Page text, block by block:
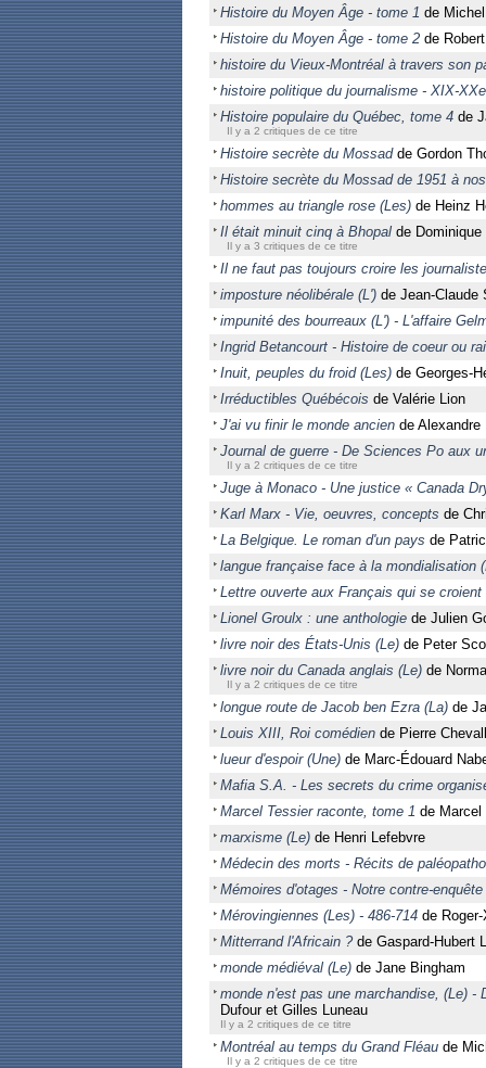
Histoire du Moyen Âge - tome 1 de
Histoire du Moyen Âge - tome 2 de
histoire du Vieux-Montréal à travers son
histoire politique du journalisme - XIX-
Histoire populaire du Québec, tome 4 de
Il y a 2 critiques de ce titre
Histoire secrète du Mossadde Gordon
Histoire secrète du Mossad de 1951 à
hommes au triangle rose (Les) de Heinz
Il était minuit cinq à Bhopal de
Il y a 3 critiques de ce titre
Il ne faut pas toujours croire les
imposture néolibérale (L') de Jean-Claude
impunité des bourreaux (L') - L'affaire
Ingrid Betancourt - Histoire de coeur ou
Inuit, peuples du froid (Les) de Georges-
Irréductibles Québécois de Valérie Lion
J'ai vu finir le monde ancien de
Journal de guerre - De Sciences Po aux
Il y a 2 critiques de ce titre
Juge à Monaco - Une justice « Canada
Karl Marx - Vie, oeuvres, concepts de
La Belgique. Le roman d'un pays de
langue française face à la mondialisation
Lettre ouverte aux Français qui se
Lionel Groulx : une anthologie de Julien
livre noir des États-Unis (Le) de Peter
livre noir du Canada anglais (Le) de
Il y a 2 critiques de ce titre
longue route de Jacob ben Ezra (La) de
Louis XIII, Roi comédien de Pierre
lueur d'espoir (Une) de Marc-Édouard
Mafia S.A. - Les secrets du crime
Marcel Tessier raconte, tome 1 de Marcel
marxisme (Le) de Henri Lefebvre
Médecin des morts - Récits de
Mémoires d'otages - Notre contre-enquête
Mérovingiennes (Les) - 486-714 de
Mitterrand l'Africain ?de Gaspard-Hubert
monde médiéval (Le) de Jane Bingham
monde n'est pas une marchandise, (Le) -
Dufour et Gilles Luneau
Il y a 2 critiques de ce titre
Montréal au temps du Grand Fléau de
Il y a 2 critiques de ce titre